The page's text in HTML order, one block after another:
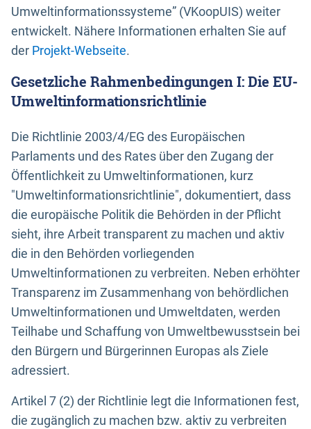
Umweltinformationssysteme” (VKoopUIS) weiter
entwickelt. Nähere Informationen erhalten Sie auf
der Projekt-Webseite.
Gesetzliche Rahmenbedingungen I: Die EU-
Umweltinformationsrichtlinie
Die Richtlinie 2003/4/EG des Europäischen
Parlaments und des Rates über den Zugang der
Öffentlichkeit zu Umweltinformationen, kurz
"Umweltinformationsrichtlinie", dokumentiert, dass
die europäische Politik die Behörden in der Pflicht
sieht, ihre Arbeit transparent zu machen und aktiv
die in den Behörden vorliegenden
Umweltinformationen zu verbreiten. Neben erhöhter
Transparenz im Zusammenhang von behördlichen
Umweltinformationen und Umweltdaten, werden
Teilhabe und Schaffung von Umweltbewusstsein bei
den Bürgern und Bürgerinnen Europas als Ziele
adressiert.
Artikel 7 (2) der Richtlinie legt die Informationen fest,
die zugänglich zu machen bzw. aktiv zu verbreiten